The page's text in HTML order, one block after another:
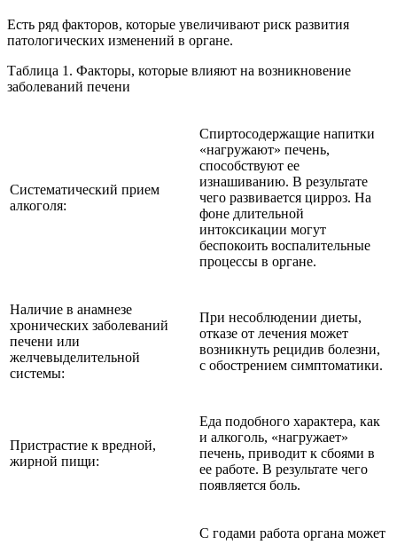
Есть ряд факторов, которые увеличивают риск развития
патологических изменений в органе.
Таблица 1. Факторы, которые влияют на возникновение
заболеваний печени
Систематический прием
алкоголя:
Спиртосодержащие напитки
«нагружают» печень,
способствуют ее
изнашиванию. В результате
чего развивается цирроз. На
фоне длительной
интоксикации могут
беспокоить воспалительные
процессы в органе.
Наличие в анамнезе
хронических заболеваний
печени или
желчевыделительной
системы:
При несоблюдении диеты,
отказе от лечения может
возникнуть рецидив болезни,
с обострением симптоматики.
Пристрастие к вредной,
жирной пищи:
Еда подобного характера, как
и алкоголь, «нагружает»
печень, приводит к сбоями в
ее работе. В результате чего
появляется боль.
С годами работа органа может